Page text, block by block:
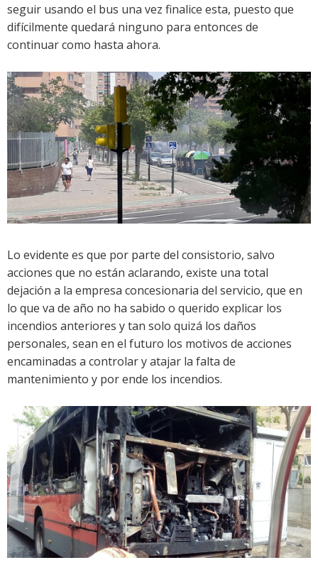
seguir usando el bus una vez finalice esta, puesto que
difícilmente quedará ninguno para entonces de
continuar como hasta ahora.
Lo evidente es que por parte del consistorio, salvo
acciones que no están aclarando, existe una total
dejación a la empresa concesionaria del servicio, que en
lo que va de año no ha sabido o querido explicar los
incendios anteriores y tan solo quizá los daños
personales, sean en el futuro los motivos de acciones
encaminadas a controlar y atajar la falta de
mantenimiento y por ende los incendios.